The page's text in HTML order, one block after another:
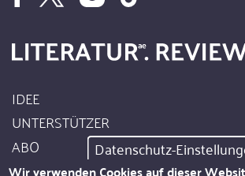
Footer
Site
IDEE
UNTERSTÜTZER
ABO
AUTOREN
Datenschutz-